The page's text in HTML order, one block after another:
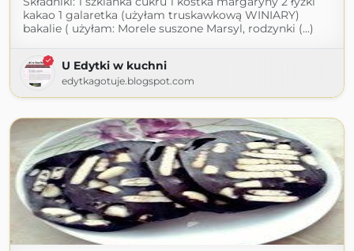
kakao 1 galaretka (użyłam truskawkową WINIARY)
bakalie ( użyłam: Morele suszone Marsyl, rodzynki (...)
U Edytki w kuchni
edytkagotuje.blogspot.com